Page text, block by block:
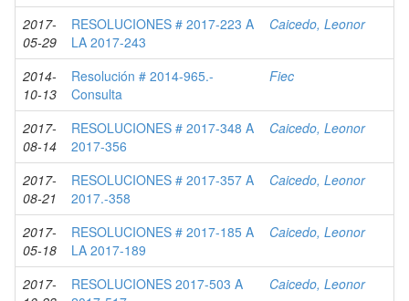
2017-
05-29
RESOLUCIONES # 2017-223 A
LA 2017-243
Caicedo, Leonor
2014-
10-13
Resolución # 2014-965.-
Consulta
Fiec
2017-
08-14
RESOLUCIONES # 2017-348 A
2017-356
Caicedo, Leonor
2017-
08-21
RESOLUCIONES # 2017-357 A
2017.-358
Caicedo, Leonor
2017-
05-18
RESOLUCIONES # 2017-185 A
LA 2017-189
Caicedo, Leonor
2017-
RESOLUCIONES 2017-503 A
Caicedo, Leonor